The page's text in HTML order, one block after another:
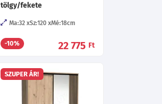
tölgy/fekete
Ma:32 Sz:120 Mé:18cm
-10% 22 775 Ft
SZUPER ÁR!